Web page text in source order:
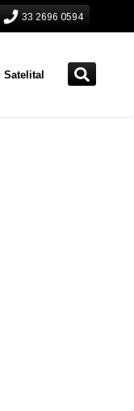
33 2696 0594
Satelital